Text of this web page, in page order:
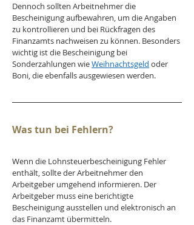
Dennoch sollten Arbeitnehmer die
Bescheinigung aufbewahren, um die Angaben
zu kontrollieren und bei Rückfragen des
Finanzamts nachweisen zu können. Besonders
wichtig ist die Bescheinigung bei
Sonderzahlungen wie Weihnachtsgeld oder
Boni, die ebenfalls ausgewiesen werden.
Was tun bei Fehlern?
Wenn die Lohnsteuerbescheinigung Fehler
enthält, sollte der Arbeitnehmer den
Arbeitgeber umgehend informieren. Der
Arbeitgeber muss eine berichtigte
Bescheinigung ausstellen und elektronisch an
das Finanzamt übermitteln.